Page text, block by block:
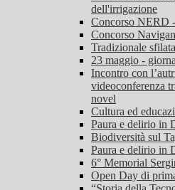
dell'irrigazione
Concorso NERD
Concorso
Tradizionale
23 maggio -
Incontro con
videoconferenza
novel
Cultura ed
Paura e delirio in
Biodiversità sul
Paura e delirio in
6° Memorial
Open Day di